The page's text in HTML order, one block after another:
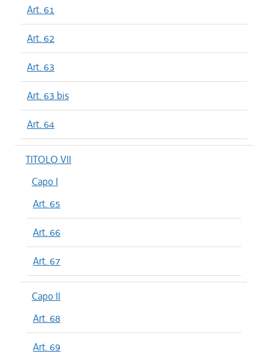
Art. 61
Art. 62
Art. 63
Art. 63 bis
Art. 64
TITOLO VII
Capo I
Art. 65
Art. 66
Art. 67
Capo II
Art. 68
Art. 69